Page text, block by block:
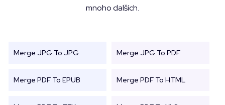
mnoho dalších.
Merge JPG To JPG Merge JPG To PDF
Merge PDF To EPUB Merge PDF To HTML